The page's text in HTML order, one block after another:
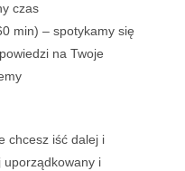
czas
min) – spotykamy się
na Twoje
chcesz iść dalej i
uporządkowany i